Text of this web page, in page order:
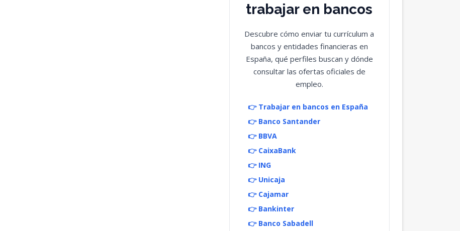
trabajar en bancos
Descubre cómo enviar tu currículum a
bancos y entidades financieras en
España, qué perfiles buscan y dónde
consultar las ofertas oficiales de
empleo.
👉 Trabajar en bancos en España
👉 Banco Santander
👉 BBVA
👉 CaixaBank
👉 ING
👉 Unicaja
👉 Cajamar
👉 Bankinter
👉 Banco Sabadell